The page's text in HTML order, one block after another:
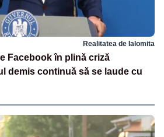
Realitatea de Ialomita
Facebook în plină criză
demis continuă să se laude cu